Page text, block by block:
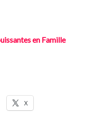
en Famille
X